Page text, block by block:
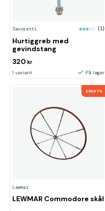
Savoretti (1)
Hurtiggreb med
gevindstang
320 kr
1 variant På lager
SPAR 7%
Lewmar
LEWMAR Commodore skål